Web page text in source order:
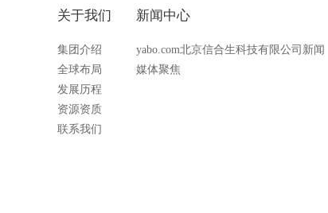
关于我们
集团介绍
全球布局
发展历程
资源资质
联系我们
新闻中心
yabo.com北京信合生科技有限公司新闻
媒体聚焦